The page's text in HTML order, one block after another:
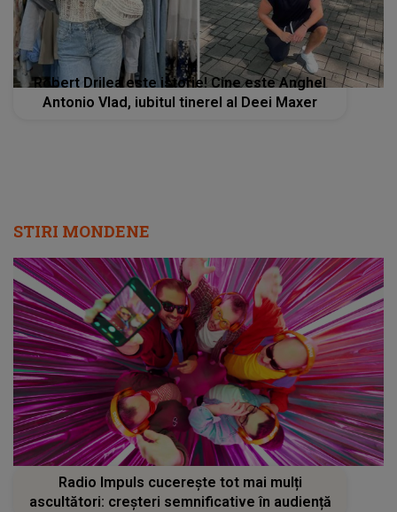
Robert Drilea este istorie! Cine este Anghel
Antonio Vlad, iubitul tinerel al Deei Maxer
STIRI MONDENE
Radio Impuls cucerește tot mai mulți
ascultători: creșteri semnificative în audiență